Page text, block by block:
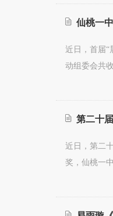
仙桃一
近日，首届“
动组委会共
第二十
近日，第二
奖，仙桃一